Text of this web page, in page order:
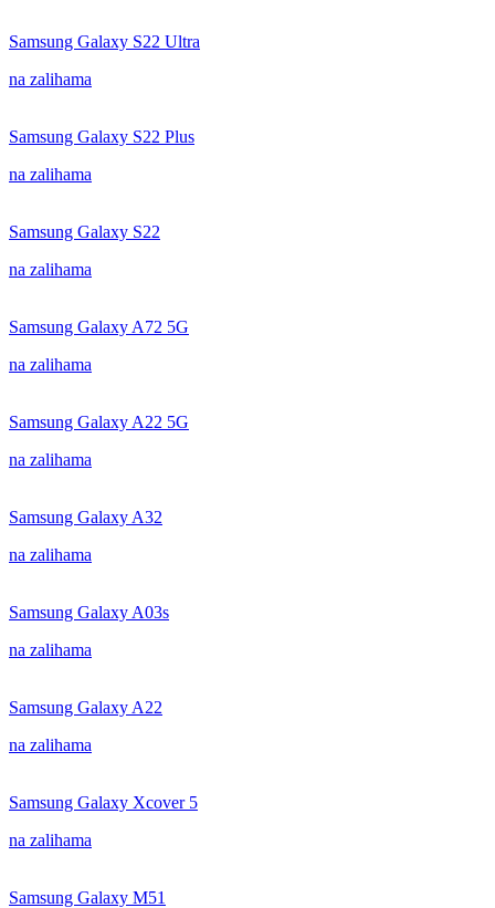
Samsung Galaxy S22 Ultra
na zalihama
Samsung Galaxy S22 Plus
na zalihama
Samsung Galaxy S22
na zalihama
Samsung Galaxy A72 5G
na zalihama
Samsung Galaxy A22 5G
na zalihama
Samsung Galaxy A32
na zalihama
Samsung Galaxy A03s
na zalihama
Samsung Galaxy A22
na zalihama
Samsung Galaxy Xcover 5
na zalihama
Samsung Galaxy M51